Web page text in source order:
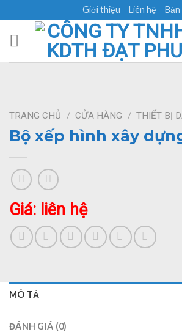
Giới thiệu Liên hệ Bản
TRANG CHỦ / CỬA HÀNG / THIẾT BỊ
Bộ xếp hình xây
Giá: liên hệ
MÔ TẢ
ĐÁNH GIÁ (0)